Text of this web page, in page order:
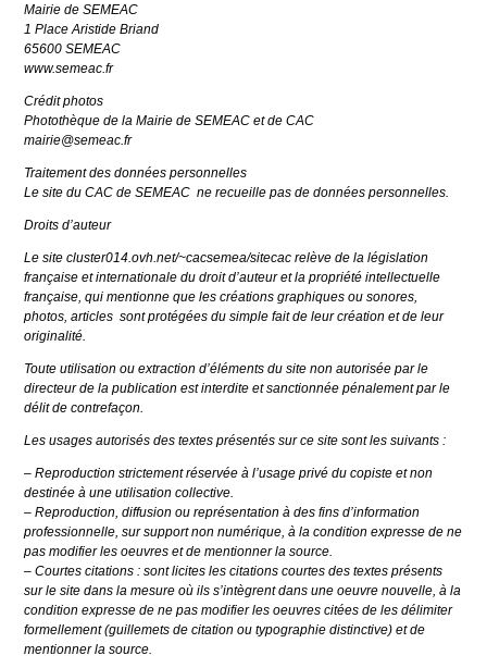
Mairie de SEMEAC
1 Place Aristide Briand
65600 SEMEAC
www.semeac.fr
Crédit photos
Photothèque de la Mairie de SEMEAC et de CAC
mairie@semeac.fr
Traitement des données personnelles
Le site du CAC de SEMEAC ne recueille pas de données personnelles.
Droits d’auteur
Le site cluster014.ovh.net/~cacsemea/sitecac relève de la législation
française et internationale du droit d’auteur et la propriété intellectuelle
française, qui mentionne que les créations graphiques ou sonores,
photos, articles sont protégées du simple fait de leur création et de leur
originalité.
Toute utilisation ou extraction d’éléments du site non autorisée par le
directeur de la publication est interdite et sanctionnée pénalement par le
délit de contrefaçon.
Les usages autorisés des textes présentés sur ce site sont les suivants :
– Reproduction strictement réservée à l’usage privé du copiste et non
destinée à une utilisation collective.
– Reproduction, diffusion ou représentation à des fins d’information
professionnelle, sur support non numérique, à la condition expresse de ne
pas modifier les oeuvres et de mentionner la source.
– Courtes citations : sont licites les citations courtes des textes présents
sur le site dans la mesure où ils s’intègrent dans une oeuvre nouvelle, à la
condition expresse de ne pas modifier les oeuvres citées de les délimiter
formellement (guillemets de citation ou typographie distinctive) et de
mentionner la source.